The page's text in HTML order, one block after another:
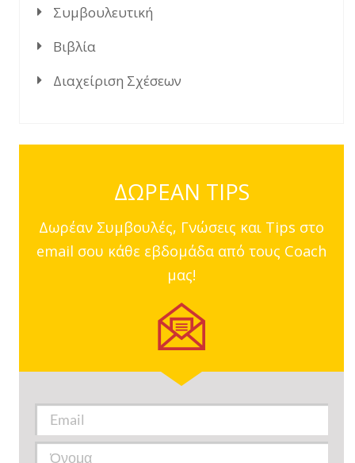
Συμβουλευτική
Βιβλία
Διαχείριση Σχέσεων
ΔΩΡΕΑΝ TIPS
Δωρέαν Συμβουλές, Γνώσεις και Tips στο
email σου κάθε εβδομάδα από τους Coach
μας!